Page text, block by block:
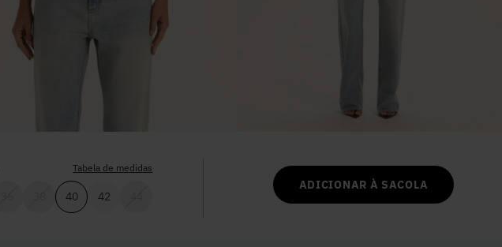
40 42
Tabela de medidas
ADICIONAR À SACOLA
Corselet